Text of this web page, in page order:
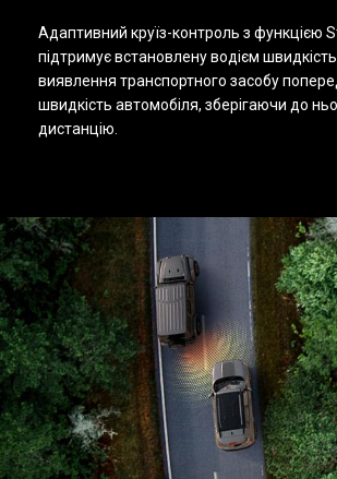
Адаптивний круїз-контроль з функцією
підтримує встановлену водієм швидкість
виявлення транспортного засобу
швидкість автомобіля, зберігаючи до
дистанцію.